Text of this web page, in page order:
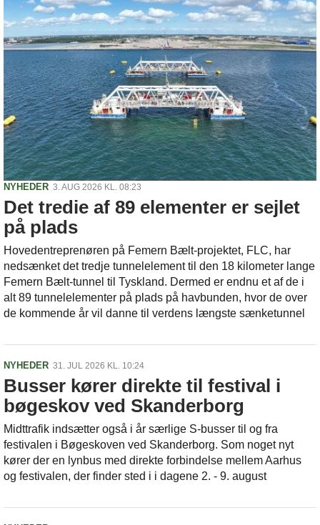
NYHEDER 3. AUG 2026 KL. 08:23
Det tredie af 89 elementer er sejlet
på plads
Hovedentreprenøren på Femern Bælt-projektet, FLC, har
nedsænket det tredje tunnelelement til den 18 kilometer lange
Femern Bælt-tunnel til Tyskland. Dermed er endnu et af de i
alt 89 tunnelelementer på plads på havbunden, hvor de over
de kommende år vil danne til verdens længste sænketunnel
NYHEDER 31. JUL 2026 KL. 10:24
Busser kører direkte til festival i
bøgeskov ved Skanderborg
Midttrafik indsætter også i år særlige S-busser til og fra
festivalen i Bøgeskoven ved Skanderborg. Som noget nyt
kører der en lynbus med direkte forbindelse mellem Aarhus
og festivalen, der finder sted i i dagene 2. - 9. august